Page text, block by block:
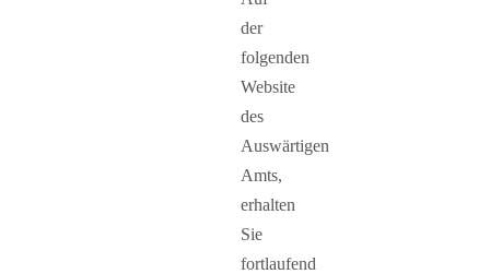
der
folgenden
Website
des
Auswärtigen
Amts,
erhalten
Sie
fortlaufend